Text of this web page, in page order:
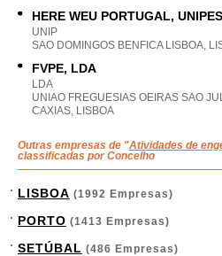
HERE WEU PORTUGAL,
UNIP
SAO DOMINGOS BENFICA LISBOA,
FVPE, LDA
LDA
UNIAO FREGUESIAS OEIRAS SAO
CAXIAS, LISBOA
Outras empresas de "Atividades de
classificadas por Concelho
LISBOA (1992 Empresas)
PORTO (1413 Empresas)
SETÚBAL (486 Empresas)